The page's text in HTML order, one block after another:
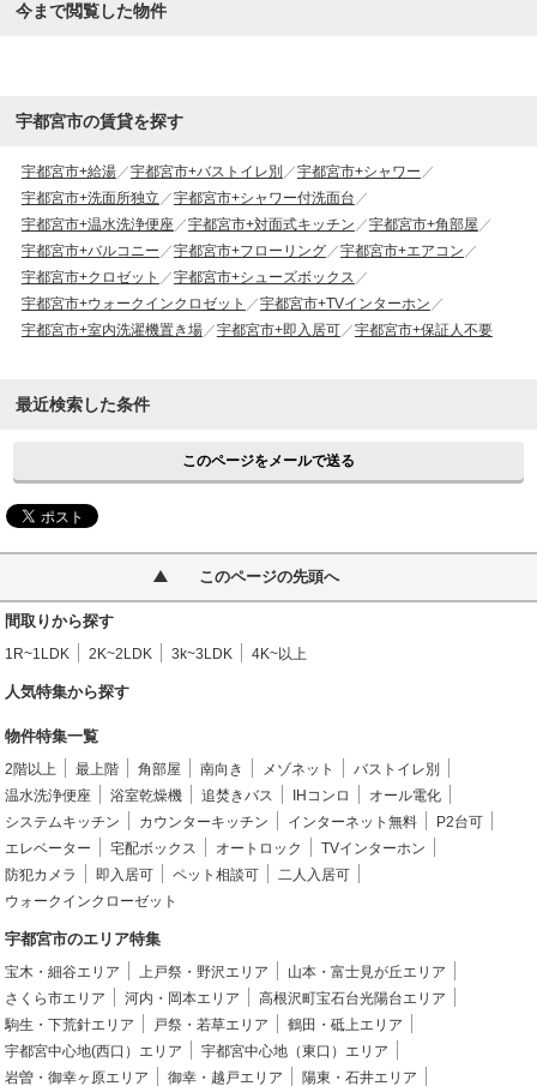
今まで閲覧した物件
宇都宮市の賃貸を探す
宇都宮市+給湯 宇都宮市+バストイレ別
宇都宮市+シャワー
宇都宮市+洗面所独立
宇都宮市+シャワー付洗面台
宇都宮市+温水洗浄便座
宇都宮市+対面式キッチン
宇都宮市+角部屋
宇都宮市+バルコニー
宇都宮市+フローリング
宇都宮市+エアコン
宇都宮市+クロゼット
宇都宮市+シューズボックス
宇都宮市+ウォークインクロゼット
宇都宮市+TVインターホン
宇都宮市+室内洗濯機置き場
宇都宮市+即入居可 宇都宮市+保証人不要
最近検索した条件
このページをメールで送る
このページの先頭へ
間取りから探す
1R~1LDK 2K~2LDK 3k~3LDK 4K~以上
人気特集から探す
物件特集一覧
2階以上 最上階 角部屋 南向き メゾネット
バストイレ別
温水洗浄便座
浴室乾燥機 追焚きバス IHコンロ
オール電化
システムキッチン
カウンターキッチン インターネット無料
P2台可
エレベーター
宅配ボックス オートロック
TVインターホン
防犯カメラ
即入居可 ペット相談可
二人入居可
ウォークインクローゼット
宇都宮市のエリア特集
宝木・細谷エリア 上戸祭・野沢エリア
山本・富士見が丘エリア
さくら市エリア
河内・岡本エリア
高根沢町宝石台光陽台エリア
駒生・下荒針エリア
戸祭・若草エリア
鶴田・砥上エリア
宇都宮中心地(西口）エリア
宇都宮中心地（東口）エリア
岩曽・御幸ヶ原エリア
御幸・越戸エリア
陽東・石井エリア